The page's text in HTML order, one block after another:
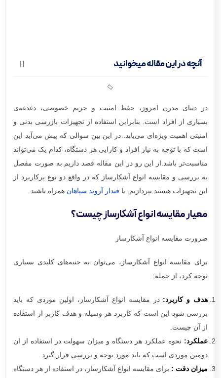
آنچه در این مقاله میخوانید
در دنیای مدرن امروز، حفظ امنیت و حریم خصوصی، دغدغه‌ی
بسیاری از افراد است. بنابراین استفاده از تجهیزات بازرسی بدنی و
امنیتی اهمیت ویژه‌ای می‌یابد. در این بین سوالی که پیش می‌آید این
است که با توجه به نیاز افراد و کارایی هر دستگاه، کدام یک می‌تواند
مناسبت‌تر باشد.از این رو در این مقاله قصد داریم به صورت مفصل
به بررسی و مقایسه‌ انواع آشکارساز که در واقع دو نوع پرکاربرد از
این تجهیزات هستند بپردازیم. با فیدار آروند سپاهان همراه باشید.
معیار مقایسه انواع آشکارساز چیست؟
ضرورت مقایسه انواع آشکارساز
برای مقایسه‌ انواع آشکارساز، می‌توان به جنبه‌های کلیدی بسیاری
توجه کرد، از جمله:
هدف و کاربرد: در مقایسه‌ انواع آشکارساز، اولین موردی که باید
بررسی شود این است که کاربرد هر وسیله و هدف کاربر از استفاده
از آن چیست.
عملکرد: نحوه عملکرد هر دستگاه و میزان سهولت در استفاده از ان
دومین موردی است که باید مورد توجه و بررسی قرار گیرد.
میزان دقت : برای مقایسه‌ انواع آشکارساز، در استفاده از هر دستگاه